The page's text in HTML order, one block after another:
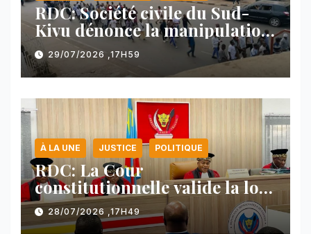
RDC: Société civile du Sud-
Kivu dénonce la manipulation
des manifestations par
l’AFC/M23
29/07/2026 ,17H59
À LA UNE JUSTICE POLITIQUE
RDC: La Cour
constitutionnelle valide la loi
référendaire sous réserves de
plusieurs dispositions
28/07/2026 ,17H49